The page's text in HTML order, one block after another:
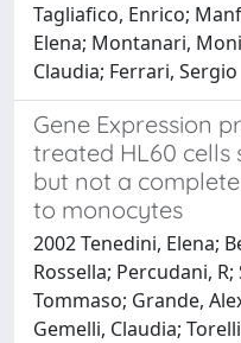
Tagliafico, Enrico;
Elena; Montanari,
Claudia; Ferrari, Sergio
Gene Expression
treated HL60 cells
but not a
to monocytes
2002 Tenedini, Elena;
Rossella; Percudani,
Tommaso; Grande,
Gemelli, Claudia;